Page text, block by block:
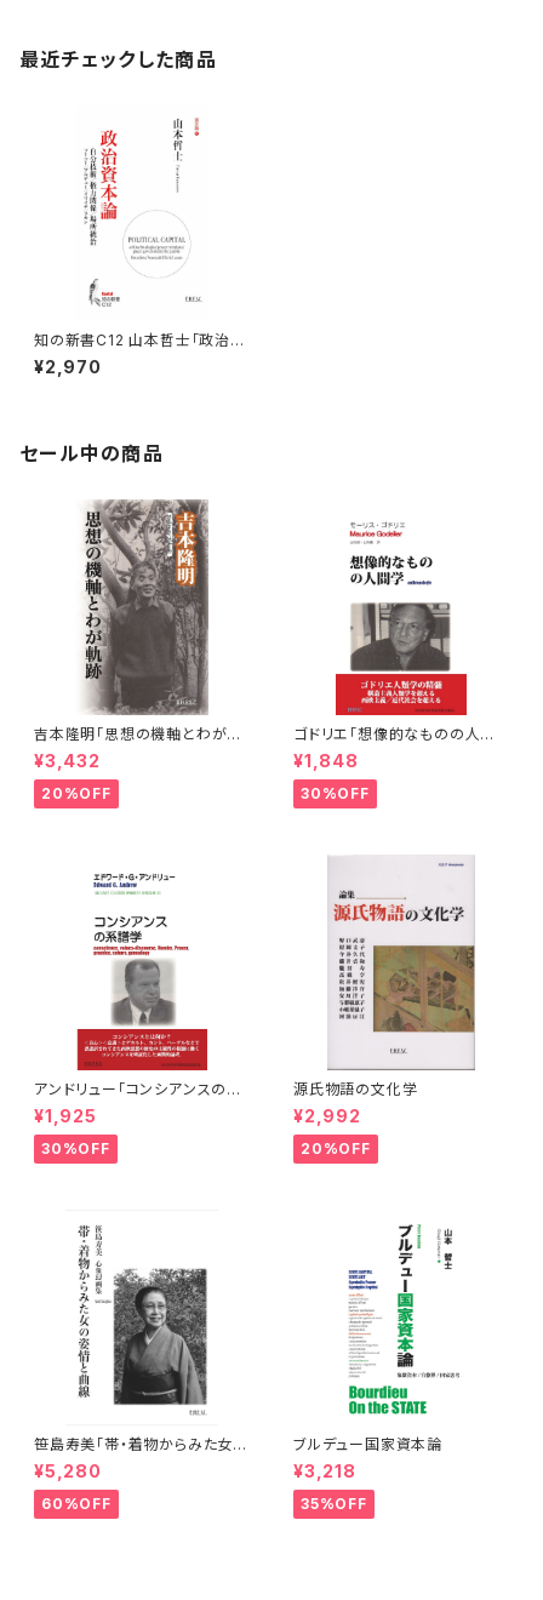
最近チェックした商品
知の新書C12 山本哲士「政治資
本論」（資本論シリーズ）
¥2,970
セール中の商品
吉本隆明「思想の機軸とわが軌
跡」
¥3,432
20%OFF
ゴドリエ「想像的なものの人間
学」
¥1,848
30%OFF
アンドリュー「コンシアンスの系
譜学」
¥1,925
30%OFF
源氏物語の文化学
¥2,992
20%OFF
笹島寿美「帯・着物からみた女の
姿情と曲線」
¥5,280
60%OFF
ブルデュー国家資本論
¥3,218
35%OFF